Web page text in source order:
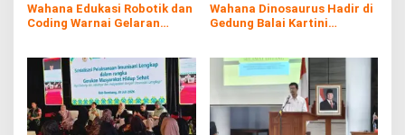
Wahana Edukasi Robotik dan
Coding Warnai Gelaran
Wahana Dinosaurus Hadir di
Gedung Balai Kartini